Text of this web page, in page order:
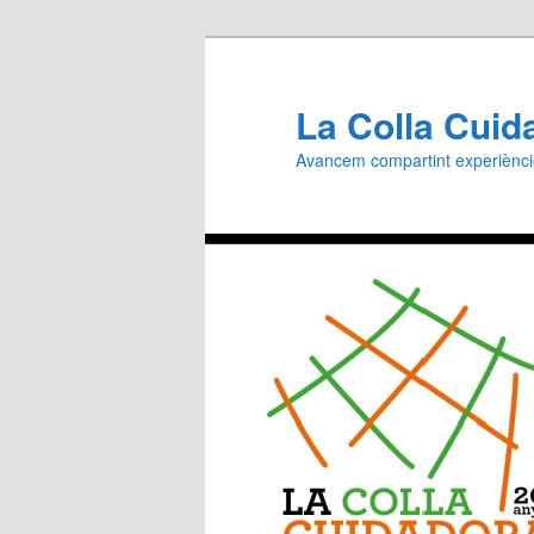
La Colla
Avancem compartint